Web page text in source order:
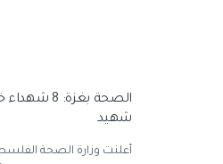
شهيد
أعلنت وزارة الصحة